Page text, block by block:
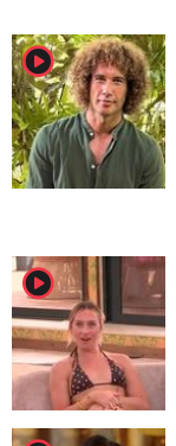
player2
player2